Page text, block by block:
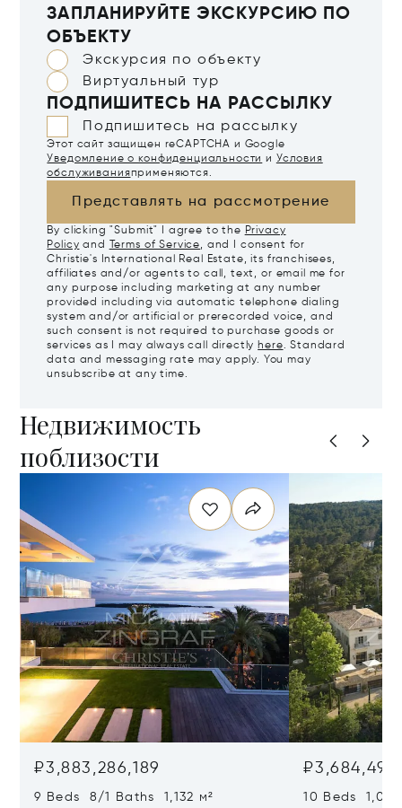
ЗАПЛАНИРУЙТЕ ЭКСКУРСИЮ ПО
ОБЪЕКТУ
Экскурсия по объекту
Виртуальный тур
ПОДПИШИТЕСЬ НА РАССЫЛКУ
Подпишитесь на рассылку
Этот сайт защищен reCAPTCHA и Google
Уведомление о конфиденциальности и Условия
обслуживанияприменяются.
Представлять на рассмотрение
By clicking "Submit" I agree to the Privacy
Policy and Terms of Service, and I consent for
Christie's International Real Estate, its franchisees,
affiliates and/or agents to call, text, or email me for
any purpose including marketing at any number
provided including via automatic telephone dialing
system and/or artificial or prerecorded voice, and
such consent is not required to purchase goods or
services as I may always call directly here. Standard
data and messaging rate may apply. You may
unsubscribe at any time.
Недвижимость
поблизости
₽3,883,286,189
9 Beds 8/1 Baths 1,132 м² 10 Beds